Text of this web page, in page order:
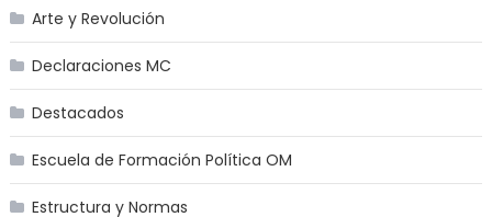
Arte y Revolución
Declaraciones MC
Destacados
Escuela de Formación Política OM
Estructura y Normas